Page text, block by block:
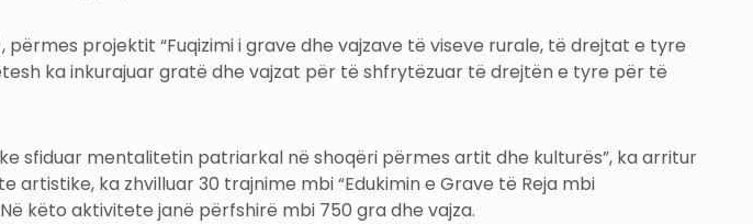
projektit “Fuqizimi i grave dhe vajzave të viseve rurale, të drejtat e tyre
ka inkurajuar gratë dhe vajzat për të shfrytëzuar të drejtën e tyre për të
sfiduar mentalitetin patriarkal në shoqëri përmes artit dhe kulturës”, ka arritur
ka zhvilluar 30 trajnime mbi “Edukimin e Grave të Reja mbi
këto aktivitete janë përfshirë mbi 750 gra dhe vajza.